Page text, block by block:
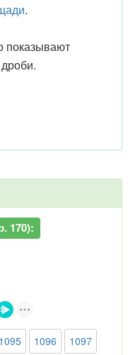
.
показывают
170):
1095 1096 1097